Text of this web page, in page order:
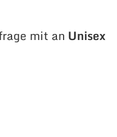
mit an Unisex